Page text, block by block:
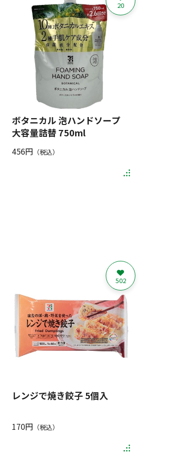
ボタニカル 泡ハンドソープ
大容量詰替 750ml
456円 （税込）
20
レンジで焼き餃子 5個入
170円 （税込）
502